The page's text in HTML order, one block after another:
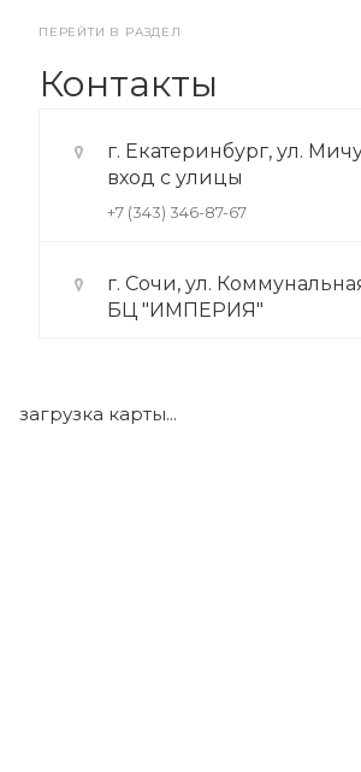
ПЕРЕЙТИ В РАЗДЕЛ
Контакты
г. Екатеринбург, ул.
вход с улицы
+7 (343) 346-87-67
г. Сочи, ул.
БЦ "ИМПЕРИЯ"
загрузка карты...